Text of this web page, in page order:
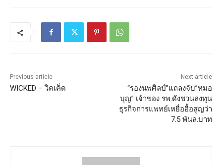
Previous article
WICKED – วิคเค็ด
Next article
“รองนพศิลป์”แถลงจับ”หมอ
บุญ” เจ้าของ รพ.ดังชวนลงทุน
ธุรกิจการแพทย์เหยื่ออื้อสูญว่า
7.5 พันล.บาท